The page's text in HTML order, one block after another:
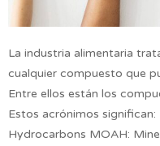
La industria alimentaria
cualquier compuesto que
Entre ellos están los
Estos acrónimos
Hydrocarbons MOAH: